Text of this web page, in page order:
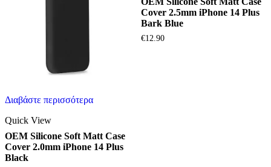
Διαβάστε περισσότερα
Quick View
OEM Silicone Soft Matt Case
Cover 2.0mm iPhone 14 Plus
Black
Cover 2.5mm iPhone 14 Plus
Bark Blue
€12.90